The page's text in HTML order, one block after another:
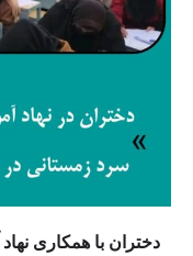
دختران با همکاری